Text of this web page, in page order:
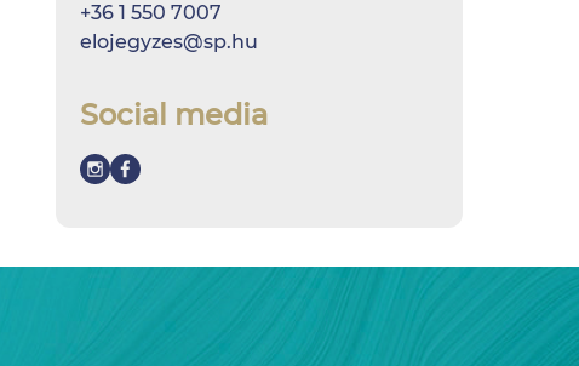
+36 1 550 7007
elojegyzes@sp.hu
Social media